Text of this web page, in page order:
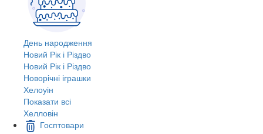
День народження
Новий Рік і Різдво
Новий Рік і Різдво
Новорічні іграшки
Хелоуін
Показати всі
Хелловін
Госптовари